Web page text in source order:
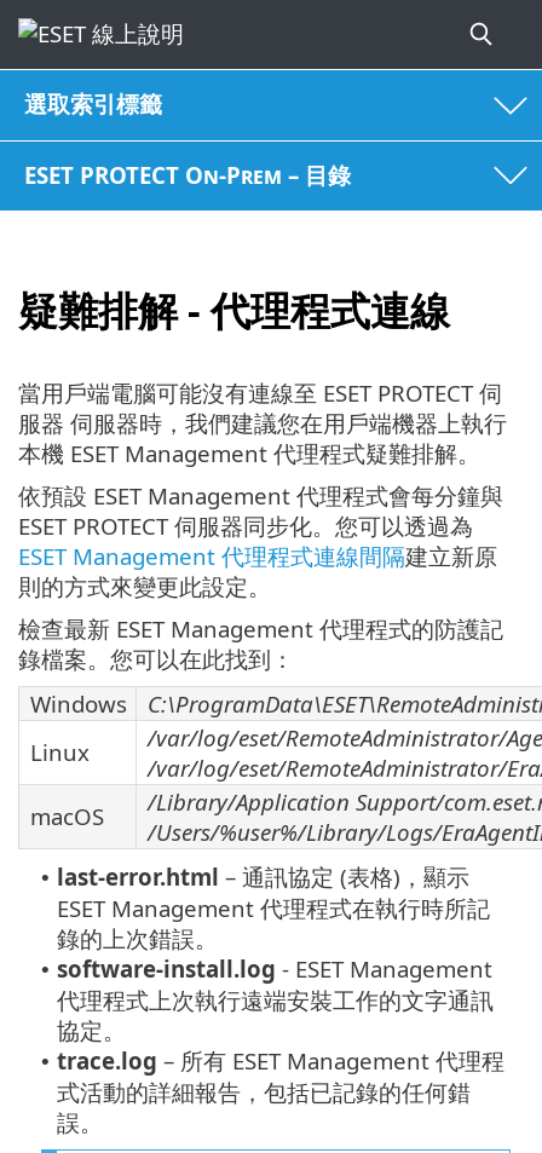
選取索引標籤
ESET PROTECT On-Prem – 目錄
疑難排解 - 代理程式連線
當用戶端電腦可能沒有連線至 ESET PROTECT 伺
服器 伺服器時，我們建議您在用戶端機器上執行
本機 ESET Management 代理程式疑難排解。
依預設 ESET Management 代理程式會每分鐘與
ESET PROTECT 伺服器同步化。您可以透過為
ESET Management 代理程式連線間隔建立新原
則的方式來變更此設定。
檢查最新 ESET Management 代理程式的防護記
錄檔案。您可以在此找到：
Windows
Linux
/var/log/eset/RemoteAdministrator/
/var/log/eset/RemoteAdministrator/
macOS
/Library/Application Support/
/Users/%user%/Library/Logs/
• last-error.html – 通訊協定 (表格)，顯示
ESET Management 代理程式在執行時所記
錄的上次錯誤。
• software-install.log - ESET Management
代理程式上次執行遠端安裝工作的文字通訊
協定。
• trace.log – 所有 ESET Management 代理程
式活動的詳細報告，包括已記錄的任何錯
誤。